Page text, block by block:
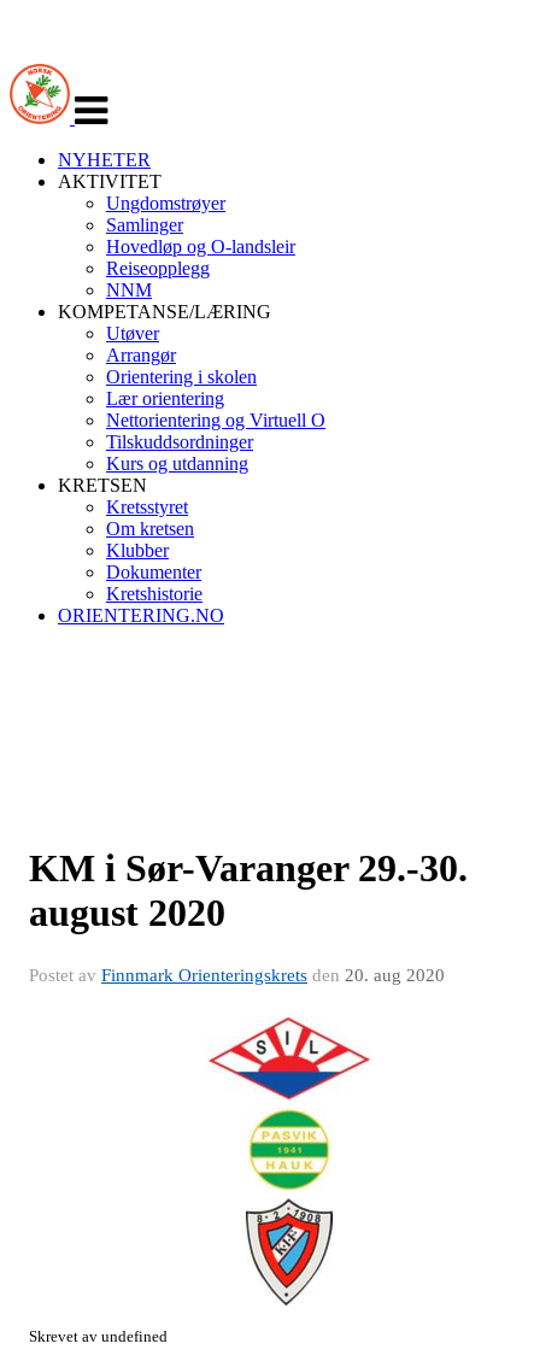
navigasjon
NYHETER
AKTIVITET
Ungdomstrøyer
Samlinger
Hovedløp og O-landsleir
Reiseopplegg
NNM
KOMPETANSE/LÆRING
Utøver
Arrangør
Orientering i skolen
Lær orientering
Nettorientering og Virtuell O
Tilskuddsordninger
Kurs og utdanning
KRETSEN
Kretsstyret
Om kretsen
Klubber
Dokumenter
Kretshistorie
ORIENTERING.NO
KM i Sør-Varanger 29.-30.
august 2020
Postet av Finnmark Orienteringskrets den 20. aug 2020
Skrevet av undefined